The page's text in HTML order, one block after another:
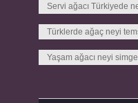
Servi ağacı Türkiyede
Türklerde ağaç neyi
Yaşam ağacı neyi